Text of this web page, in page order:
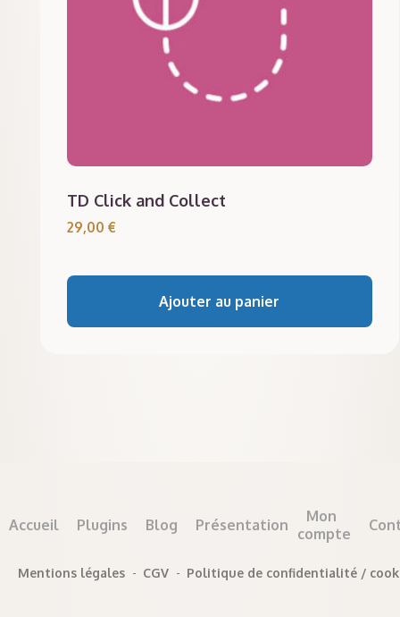
TD Click and Collect
29,00 €
Ajouter au panier
Accueil Plugins Blog Présentation
Mon
compte
Mentions légales - CGV - Politique de confidentialité /